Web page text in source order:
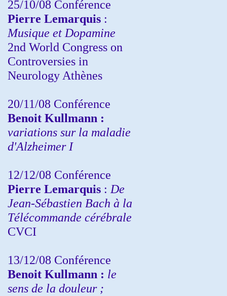
25/10/08 Conférence
Pierre Lemarquis :
Musique et Dopamine
2nd World Congress on
Controversies in
Neurology Athènes
20/11/08 Conférence
Benoit Kullmann :
variations sur la maladie
d'Alzheimer I
12/12/08 Conférence
Pierre Lemarquis : De
Jean-Sébastien Bach à la
Télécommande cérébrale
CVCI
13/12/08 Conférence
Benoit Kullmann : le
sens de la douleur ;